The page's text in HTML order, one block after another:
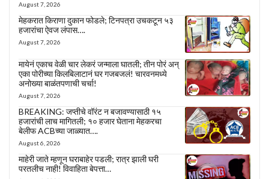
August 7, 2026
मेहकरात किराणा दुकान फोडले; टिनपत्रा उचकटून ५३
हजारांचा ऐवज लंपास….
August 7, 2026
मायेनं एकाच वेळी चार लेकरं जन्माला घातली; तीन पोरं अन्
एका पोरीच्या किलबिलाटानं घर गजबजलं! चारवनमध्ये
अनोख्या बाळंतपणाची चर्चा!
August 7, 2026
BREAKING: जप्तीचे वॉरंट न बजावण्यासाठी १५
हजारांची लाच मागितली; १० हजार घेताना मेहकरचा
बेलीफ ACBच्या जाळ्यात….
August 6, 2026
माहेरी जाते म्हणून घराबाहेर पडली; रात्र झाली घरी
परतलीच नाही! विवाहिता बेपत्ता…